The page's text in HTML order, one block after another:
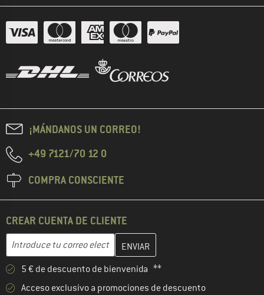
¡MÁNDANOS UN CORREO!
+49 7121/70 12 0
COMPRA CONSCIENTE
CREAR CUENTA DE CLIENTE
Dirección de correo electrónico
Introduce aquí tu dirección de correo electrónico y crea tu
5 € de descuento de bienvenida **
Acceso exclusivo a promociones de descuento